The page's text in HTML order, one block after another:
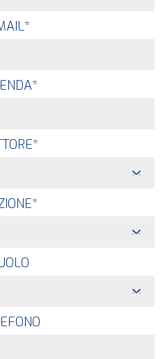
*
*
*
*